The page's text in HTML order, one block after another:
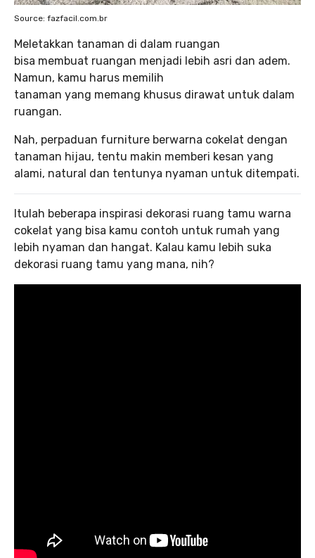
Source: fazfacil.com.br
Meletakkan tanaman di dalam ruangan
bisa membuat ruangan menjadi lebih asri dan adem.
Namun, kamu harus memilih
tanaman yang memang khusus dirawat untuk dalam
ruangan.
Nah, perpaduan furniture berwarna cokelat dengan
tanaman hijau, tentu makin memberi kesan yang
alami, natural dan tentunya nyaman untuk ditempati.
Itulah beberapa inspirasi dekorasi ruang tamu warna
cokelat yang bisa kamu contoh untuk rumah yang
lebih nyaman dan hangat. Kalau kamu lebih suka
dekorasi ruang tamu yang mana, nih?